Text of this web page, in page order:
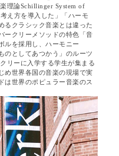
理論Schillinger System of
え方を導入した」「ハーモ
るクラシック音楽とは違った
ークリーメソッドの特色「音
ルを採用し、ハーモニー
のとしてあつかう」のルーツ
リーに入学する学生が集まる
め世界各国の音楽の現場で実
は世界のポピュラー音楽のス